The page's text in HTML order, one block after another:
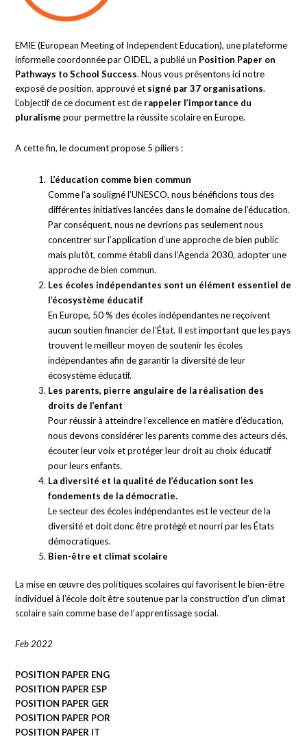
EMIE (European Meeting of Independent Education), une plateforme
informelle coordonnée par OIDEL, a publié un Position Paper on
Pathways to School Success. Nous vous présentons ici notre
exposé de position, approuvé et signé par 37 organisations.
L’objectif de ce document est de rappeler l’importance du
pluralisme pour permettre la réussite scolaire en Europe.
A cette fin, le document propose 5 piliers :
L’éducation comme bien commun
Comme l’a souligné l’UNESCO, nous bénéficions tous des
différentes initiatives lancées dans le domaine de l’éducation.
Par conséquent, nous ne devrions pas seulement nous
concentrer sur l’application d’une approche de bien public
mais plutôt, comme établi dans l’Agenda 2030, adopter une
approche de bien commun.
Les écoles indépendantes sont un élément essentiel de
l’écosystème éducatif
En Europe, 50 % des écoles indépendantes ne reçoivent
aucun soutien financier de l’État. Il est important que les pays
trouvent le meilleur moyen de soutenir les écoles
indépendantes afin de garantir la diversité de leur
écosystème éducatif.
Les parents, pierre angulaire de la réalisation des
droits de l’enfant
Pour réussir à atteindre l’excellence en matière d’éducation,
nous devons considérer les parents comme des acteurs clés,
écouter leur voix et protéger leur droit au choix éducatif
pour leurs enfants.
La diversité et la qualité de l’éducation sont les
fondements de la démocratie.
Le secteur des écoles indépendantes est le vecteur de la
diversité et doit donc être protégé et nourri par les États
démocratiques.
Bien-être et climat scolaire
La mise en œuvre des politiques scolaires qui favorisent le bien-être
individuel à l’école doit être soutenue par la construction d’un climat
scolaire sain comme base de l’apprentissage social.
Feb 2022
POSITION PAPER ENG
POSITION PAPER ESP
POSITION PAPER GER
POSITION PAPER POR
POSITION PAPER IT